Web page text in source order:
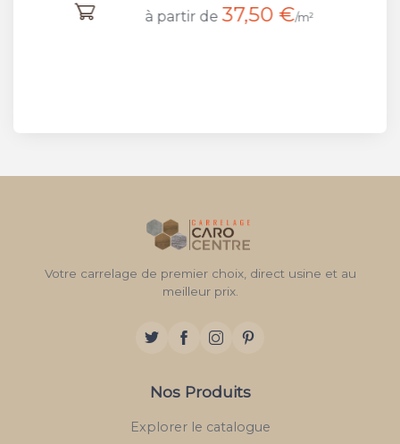
à partir de 37,50 €/m²
Votre carrelage de premier choix, direct usine et au
meilleur prix.
Nos Produits
Explorer le catalogue